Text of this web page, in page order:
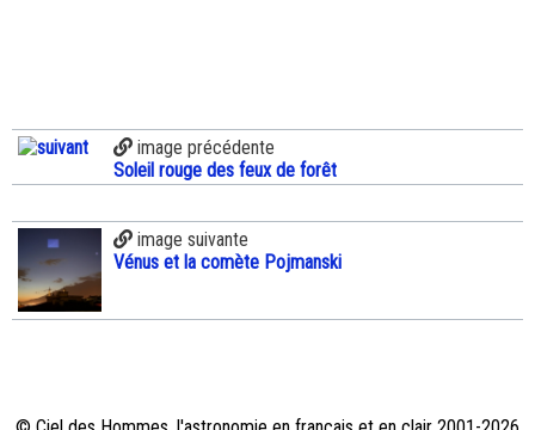
image précédente
Soleil rouge des feux de forêt
image suivante
Vénus et la comète Pojmanski